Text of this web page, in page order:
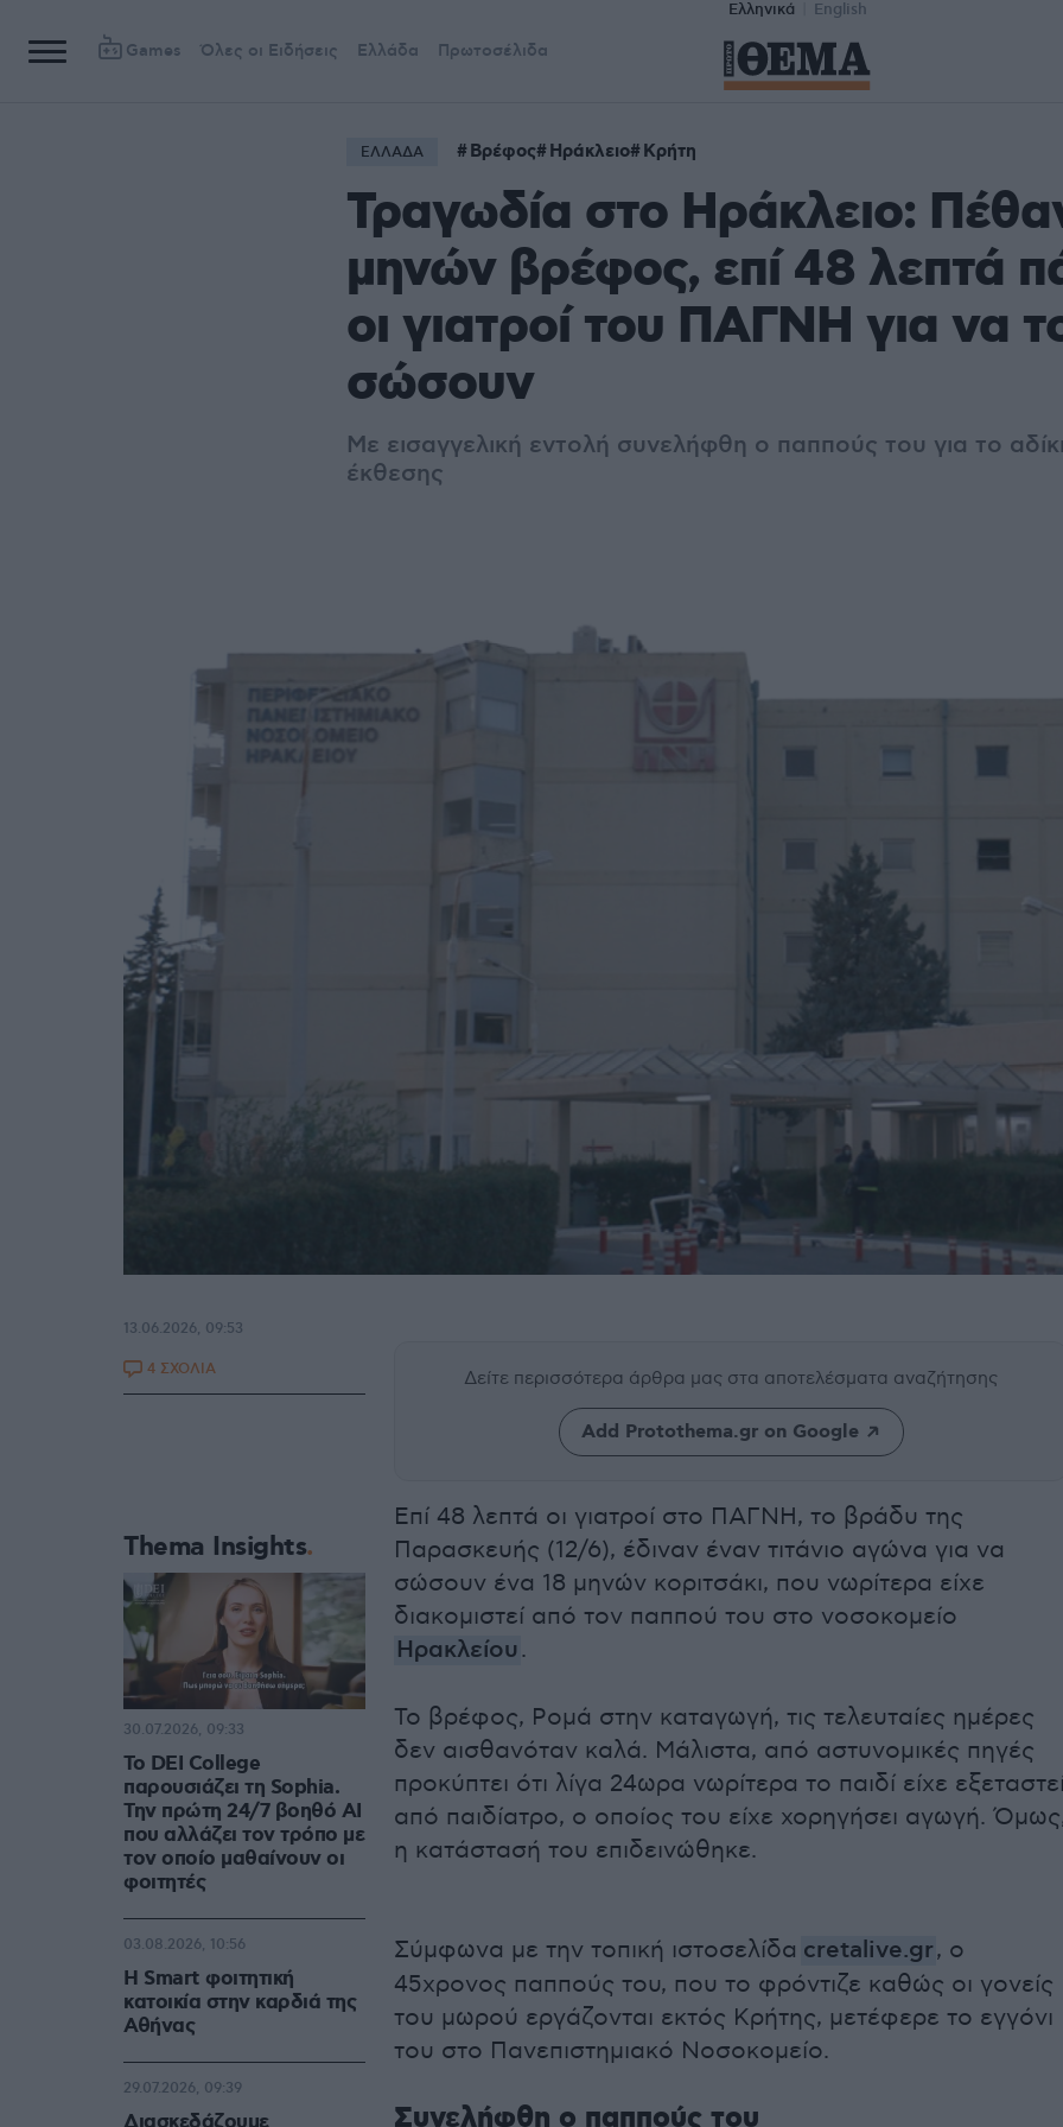
Ελληνικά English
Games Όλες οι Ειδήσεις Ελλάδα Πρωτοσέλιδα
ΕΛΛΑΔΑ Βρέφος Ηράκλειο Κρήτη
Τραγωδία στο Ηράκλειο:
μηνών βρέφος, επί 48 λεπτά
οι γιατροί του ΠΑΓΝΗ για να
σώσουν
Με εισαγγελική εντολή συνελήφθη ο παππούς του για το
έκθεσης
Δείτε περισσότερα άρθρα μας στα αποτελέσματα αναζήτησης
Add Protothema.gr on Google
Επί 48 λεπτά οι γιατροί στο ΠΑΓΝΗ, το βράδυ της
Παρασκευής (12/6), έδιναν έναν τιτάνιο αγώνα για να
σώσουν ένα 18 μηνών κοριτσάκι, που νωρίτερα είχε
διακομιστεί από τον παππού του στο νοσοκομείο
Ηρακλείου.
Το βρέφος, Ρομά στην καταγωγή, τις τελευταίες ημέρες
δεν αισθανόταν καλά. Μάλιστα, από αστυνομικές πηγές
προκύπτει ότι λίγα 24ωρα νωρίτερα το παιδί είχε
από παιδίατρο, ο οποίος του είχε χορηγήσει αγωγή.
η κατάστασή του επιδεινώθηκε.
Σύμφωνα με την τοπική ιστοσελίδα cretalive.gr, ο
45χρονος παππούς του, που το φρόντιζε καθώς οι γονείς
του μωρού εργάζονται εκτός Κρήτης, μετέφερε το εγγόνι
του στο Πανεπιστημιακό Νοσοκομείο.
Συνελήφθη ο παππούς του
13.06.2026, 09:53
4 ΣΧΟΛΙΑ
Thema Insights
Το DEI College
παρουσιάζει τη Sophia.
Την πρώτη 24/7 βοηθό AI
που αλλάζει τον τρόπο με
τον οποίο μαθαίνουν οι
φοιτητές
30.07.2026, 09:33
Η Smart φοιτητική
κατοικία στην καρδιά της
Αθήνας
03.08.2026, 10:56
29.07.2026, 09:39